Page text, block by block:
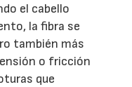
el cabello
la fibra se
también más
o fricción
que